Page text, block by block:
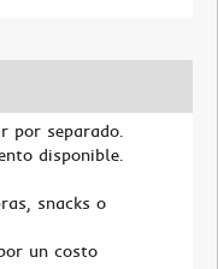
por separado.
disponible.
snacks o
un costo